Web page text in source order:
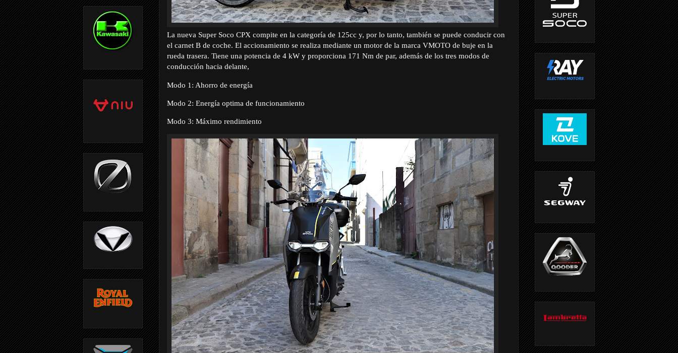
La nueva Super Soco CPX compite en la categoría de 125cc y, por lo tanto, también se puede conducir con
el carnet B de coche. El accionamiento se realiza mediante un motor de la marca VMOTO de buje en la
rueda trasera. Tiene una potencia de 4 kW y proporciona 171 Nm de par, además de los tres modos de
conducción hacia delante,
Modo 1: Ahorro de energía
Modo 2: Energía optima de funcionamiento
Modo 3: Máximo rendimiento